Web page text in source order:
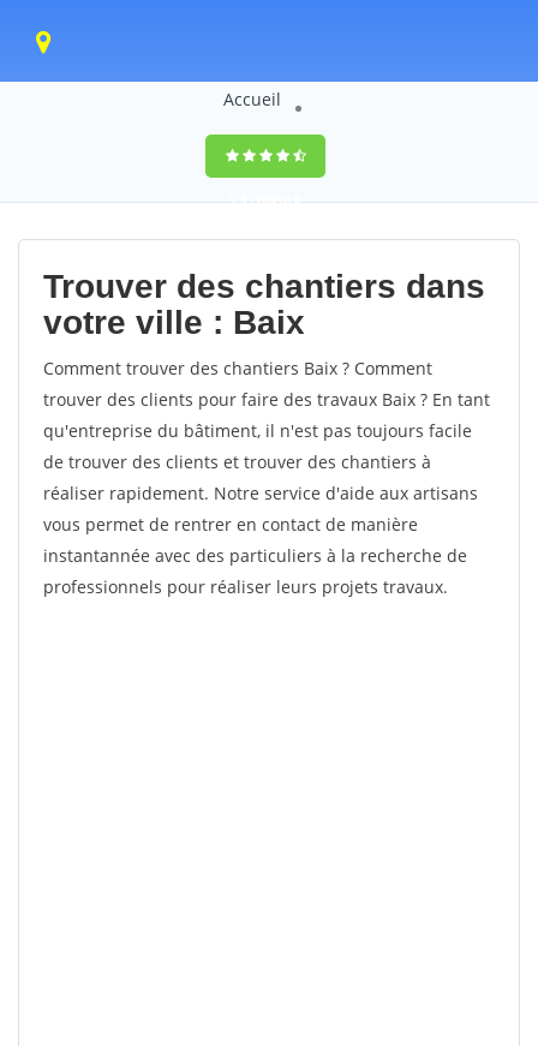
Accueil
9,5(100%)0
votes
Trouver des chantiers dans
votre ville : Baix
Comment trouver des chantiers Baix ? Comment
trouver des clients pour faire des travaux Baix ? En tant
qu'entreprise du bâtiment, il n'est pas toujours facile
de trouver des clients et trouver des chantiers à
réaliser rapidement. Notre service d'aide aux artisans
vous permet de rentrer en contact de manière
instantannée avec des particuliers à la recherche de
professionnels pour réaliser leurs projets travaux.